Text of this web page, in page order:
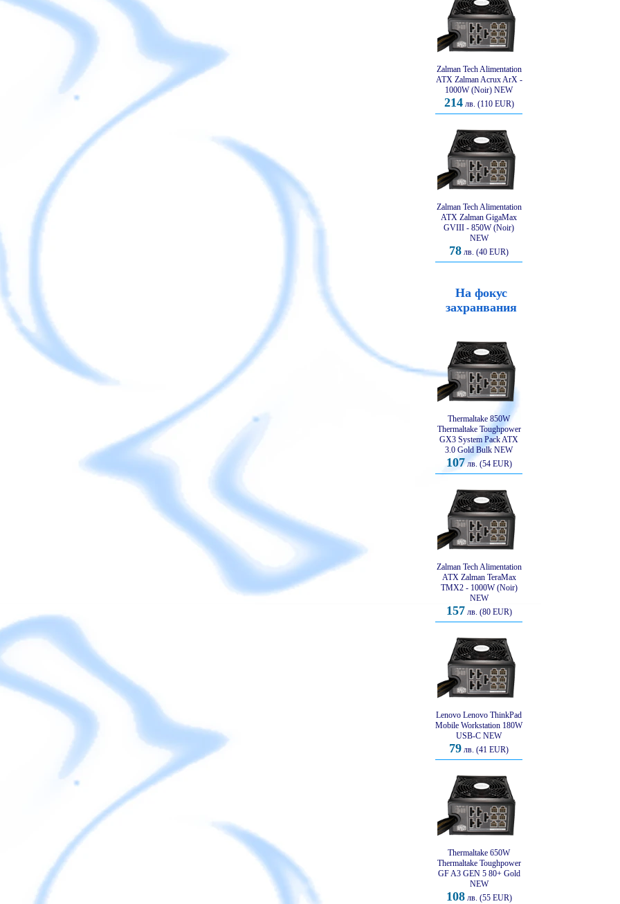
Zalman Tech Alimentation
ATX Zalman Acrux ArX -
1000W (Noir) NEW
214лв. (110 EUR)
Zalman Tech Alimentation
ATX Zalman GigaMax
GVIII - 850W (Noir)
NEW
78 лв. (40 EUR)
На фокус
захранвания
Thermaltake 850W
Thermaltake Toughpower
GX3 System Pack ATX
3.0 Gold Bulk NEW
107лв. (54 EUR)
Zalman Tech Alimentation
ATX Zalman TeraMax
TMX2 - 1000W (Noir)
NEW
157 лв. (80 EUR)
Lenovo Lenovo ThinkPad
Mobile Workstation 180W
USB-C NEW
79 лв. (41 EUR)
Thermaltake 650W
Thermaltake Toughpower
GF A3 GEN 5 80+ Gold
NEW
108лв. (55 EUR)